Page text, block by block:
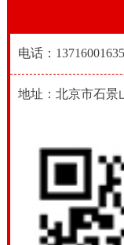
电话：13716001635
地址：北京市石景